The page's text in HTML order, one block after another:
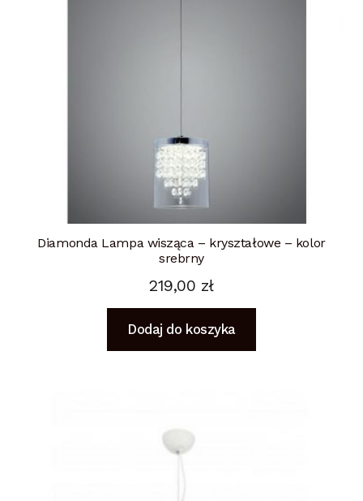
Diamonda Lampa wisząca – kryształowe – kolor
srebrny
219,00 zł
Dodaj do koszyka